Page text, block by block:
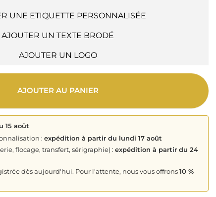
UNE ETIQUETTE PERSONNALISÉE
AJOUTER UN TEXTE BRODÉ
AJOUTER UN LOGO
AJOUTER AU PANIER
15 août
: expédition à partir du lundi 17 août
flocage, transfert, sérigraphie) : expédition à partir du 24
dès aujourd'hui. Pour l'attente, nous vous offrons10 %